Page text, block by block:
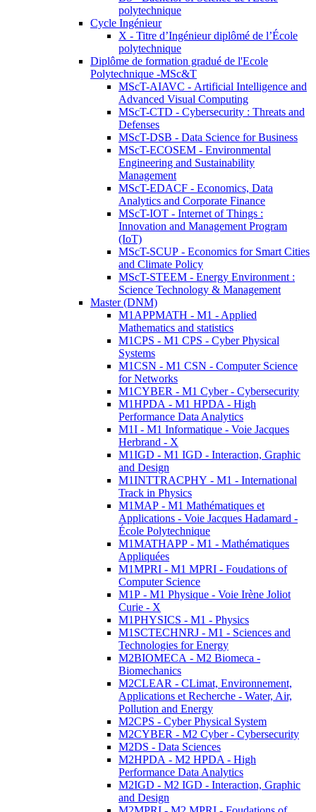
polytechnique
Cycle Ingénieur
X - Titre d’Ingénieur diplômé de l’École
polytechnique
Diplôme de formation gradué de l'Ecole
Polytechnique -MSc&T
MScT-AIAVC - Artificial Intelligence and
Advanced Visual Computing
MScT-CTD - Cybersecurity : Threats and
Defenses
MScT-DSB - Data Science for Business
MScT-ECOSEM - Environmental
Engineering and Sustainability
Management
MScT-EDACF - Economics, Data
Analytics and Corporate Finance
MScT-IOT - Internet of Things :
Innovation and Management Program
(IoT)
MScT-SCUP - Economics for Smart Cities
and Climate Policy
MScT-STEEM - Energy Environment :
Science Technology & Management
Master (DNM)
M1APPMATH - M1 - Applied
Mathematics and statistics
M1CPS - M1 CPS - Cyber Physical
Systems
M1CSN - M1 CSN - Computer Science
for Networks
M1CYBER - M1 Cyber - Cybersecurity
M1HPDA - M1 HPDA - High
Performance Data Analytics
M1I - M1 Informatique - Voie Jacques
Herbrand - X
M1IGD - M1 IGD - Interaction, Graphic
and Design
M1INTTRACPHY - M1 - International
Track in Physics
M1MAP - M1 Mathématiques et
Applications - Voie Jacques Hadamard -
École Polytechnique
M1MATHAPP - M1 - Mathématiques
Appliquées
M1MPRI - M1 MPRI - Foudations of
Computer Science
M1P - M1 Physique - Voie Irène Joliot
Curie - X
M1PHYSICS - M1 - Physics
M1SCTECHNRJ - M1 - Sciences and
Technologies for Energy
M2BIOMECA - M2 Biomeca -
Biomechanics
M2CLEAR - CLimat, Environnement,
Applications et Recherche - Water, Air,
Pollution and Energy
M2CPS - Cyber Physical System
M2CYBER - M2 Cyber - Cybersecurity
M2DS - Data Sciences
M2HPDA - M2 HPDA - High
Performance Data Analytics
M2IGD - M2 IGD - Interaction, Graphic
and Design